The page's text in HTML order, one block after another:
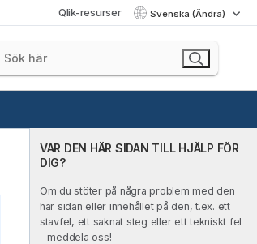
Qlik-resurser Svenska (Ändra)
VAR DEN HÄR SIDAN TILL HJÄLP FÖR
DIG?
Om du stöter på några problem med den
här sidan eller innehållet på den, t.ex. ett
stavfel, ett saknat steg eller ett tekniskt fel
– meddela oss!